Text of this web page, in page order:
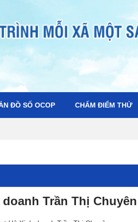
ĐỒ SỐ OCOP CHẤM ĐIỂM THỬ
Trần Thị Chuyên